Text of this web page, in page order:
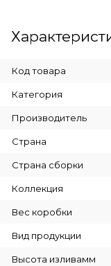
Код товара
Категория
Производитель
Страна
Страна сборки
Коллекция
Вес коробки
Вид продукции
Высота изливамм